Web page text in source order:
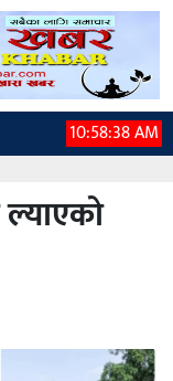
10:58:39 AM